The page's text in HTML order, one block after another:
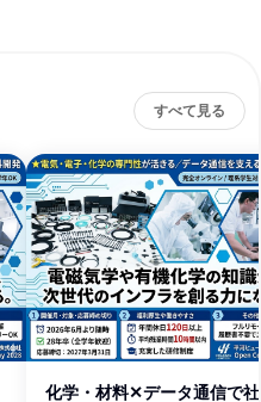
すべて見る
化学・材料✕データ通信で